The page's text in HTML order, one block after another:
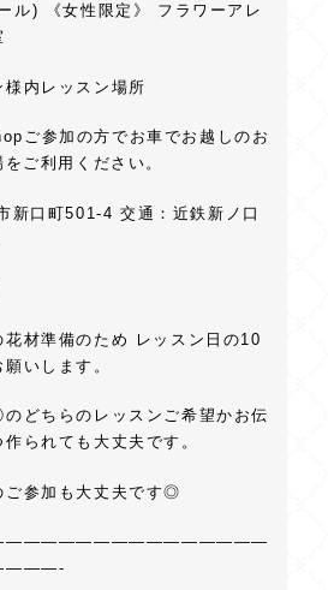
) 《女性限定》 フラワーアレ
内レッスン場所
ご参加の方でお車でお越しのお
ご利用ください。
新口町501-4 交通：近鉄新ノ口
材準備のため レッスン日の10
いします。
どちらのレッスンご希望かお伝
られても大丈夫です。
参加も大丈夫です◎